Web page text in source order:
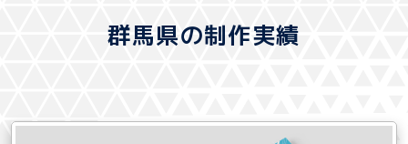
群馬県の制作実績